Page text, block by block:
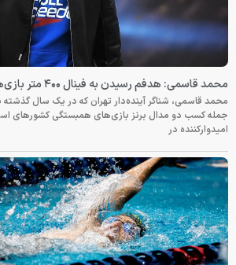
محمد قاسمی: هدفم رسیدن به فینال ۴۰۰ متر بازی‌های آسیایی ناگویاست
محمد قاسمی، شناگر آینده‌دار تهران که در یک سال گذشته
جمله کسب دو مدال برنز بازی‌های همبستگی کشورهای
امیدوارکننده در